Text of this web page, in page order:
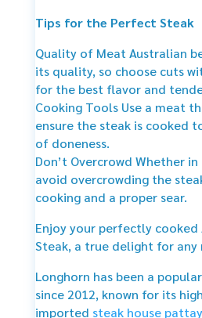
Tips for the Perfect Steak
Quality of Meat Australian
its quality, so choose cuts
for the best flavor and
Cooking Tools Use a meat
ensure the steak is cooked
of doneness.
Don’t Overcrowd Whether
avoid overcrowding the
cooking and a proper sear.
Enjoy your perfectly cooked
Steak, a true delight for any
Longhorn has been a
since 2012, known for its
imported steak house